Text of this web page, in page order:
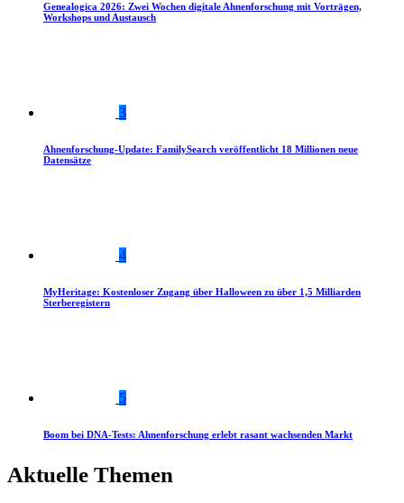
Genealogica 2026: Zwei Wochen digitale Ahnenforschung mit Vorträgen,
Workshops und Austausch
3
Ahnenforschung-Update: FamilySearch veröffentlicht 18 Millionen neue
Datensätze
4
MyHeritage: Kostenloser Zugang über Halloween zu über 1,5 Milliarden
Sterberegistern
5
Boom bei DNA-Tests: Ahnenforschung erlebt rasant wachsenden Markt
Aktuelle Themen